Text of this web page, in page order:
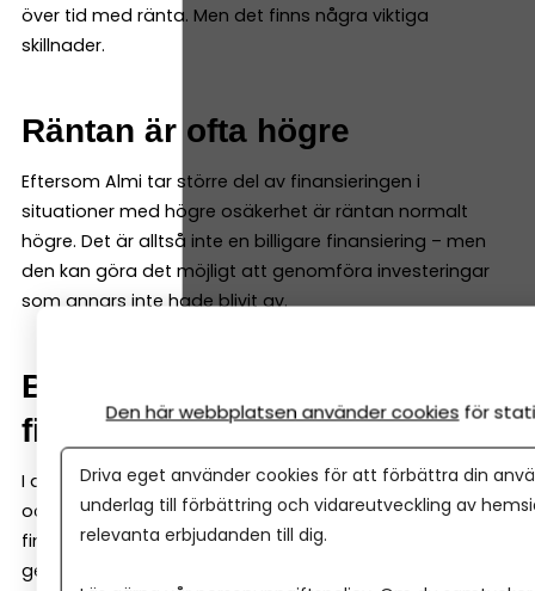
över tid med ränta. Men det finns några viktiga
skillnader.
Räntan är ofta högre
Eftersom Almi tar större del av finansieringen i
situationer med högre osäkerhet är räntan normalt
högre. Det är alltså inte en billigare finansiering – men
den kan göra det möjligt att genomföra investeringar
som annars inte hade blivit av.
Banken är ofta med i
finansieringen
I de flesta fall delas finansieringen upp mellan banken
och Almi. Det gör att banken kan vara med och
finansiera satsningar som annars kan vara svåra att
genomföra på egen hand. Ofta krävs det också att
Den här webbplatsen använder cookies för
Driva eget använder cookies för att förbättra din
underlag till förbättring och vidareutveckling av
relevanta erbjudanden till dig.